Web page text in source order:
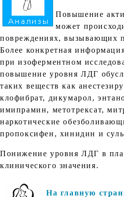
Повышение
может
повреждениях, вызывающих
Более конкретная
при изоферментном
повышение уровня ЛДГ
таких веществ как
клофибрат, дикумарол,
имипрамин, метотрексат,
наркотические
пропоксифен, хинидин и
Понижение уровня ЛДГ в
клинического значения.
На главную